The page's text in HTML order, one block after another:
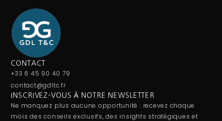
CONTACT
+33 6 45 90 40 79
contact@gdltc.fr
INSCRIVEZ-VOUS À NOTRE NEWSLETTER
Ne manquez plus aucune opportunité : recevez chaque
mois des conseils exclusifs, des insights stratégiques et